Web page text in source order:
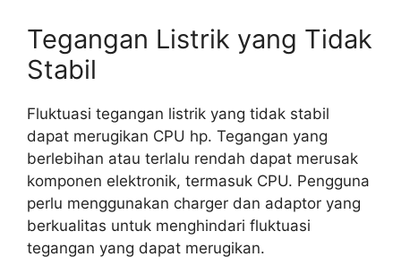
Tegangan Listrik yang Tidak
Stabil
Fluktuasi tegangan listrik yang tidak stabil
dapat merugikan CPU hp. Tegangan yang
berlebihan atau terlalu rendah dapat merusak
komponen elektronik, termasuk CPU. Pengguna
perlu menggunakan charger dan adaptor yang
berkualitas untuk menghindari fluktuasi
tegangan yang dapat merugikan.